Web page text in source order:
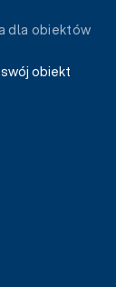
dla obiektów
obiekt